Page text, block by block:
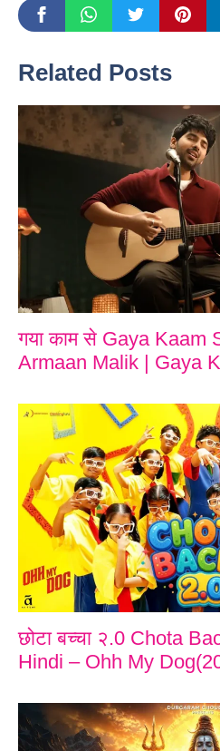
Related Posts
गया काम से Gaya Kaam
Armaan Malik | Gaya
छोटा बच्चा २.0 Chota
Hindi – Ohh My